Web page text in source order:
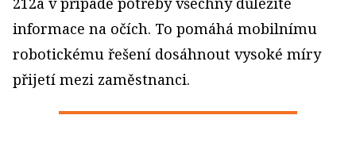
informace na očích. To pomáhá mobilnímu
robotickému řešení dosáhnout vysoké míry
přijetí mezi zaměstnanci.